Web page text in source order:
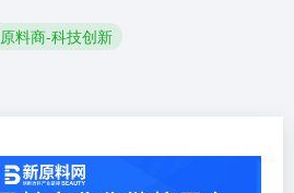
原料商-科技创新